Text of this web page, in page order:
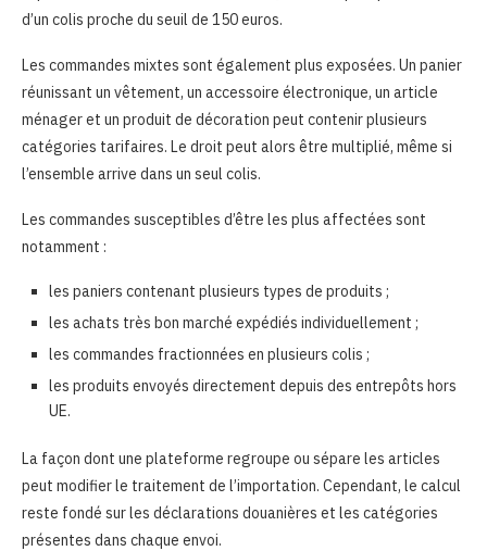
d’un colis proche du seuil de 150 euros.
Les commandes mixtes sont également plus exposées. Un panier
réunissant un vêtement, un accessoire électronique, un article
ménager et un produit de décoration peut contenir plusieurs
catégories tarifaires. Le droit peut alors être multiplié, même si
l’ensemble arrive dans un seul colis.
Les commandes susceptibles d’être les plus affectées sont
notamment :
les paniers contenant plusieurs types de produits ;
les achats très bon marché expédiés individuellement ;
les commandes fractionnées en plusieurs colis ;
les produits envoyés directement depuis des entrepôts hors
UE.
La façon dont une plateforme regroupe ou sépare les articles
peut modifier le traitement de l’importation. Cependant, le calcul
reste fondé sur les déclarations douanières et les catégories
présentes dans chaque envoi.